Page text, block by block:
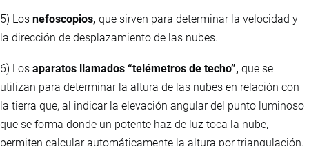
5) Los nefoscopios, que sirven para determinar la velocidad y
la dirección de desplazamiento de las nubes.
6) Los aparatos llamados “telémetros de techo”, que se
utilizan para determinar la altura de las nubes en relación con
la tierra que, al indicar la elevación angular del punto luminoso
que se forma donde un potente haz de luz toca la nube,
permiten calcular automáticamente la altura por triangulación.